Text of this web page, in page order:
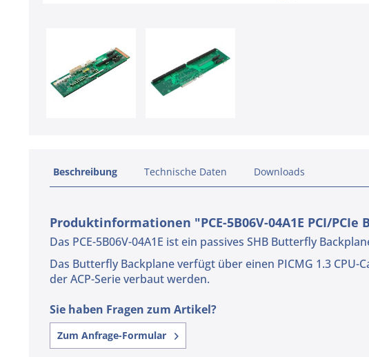
Beschreibung Technische Daten Downloads
Produktinformationen "PCE-5B06V-04A1E PCI/
Das PCE-5B06V-04A1E ist ein passives SHB Butterfly
Das Butterfly Backplane verfügt über einen PICMG 1.3 CPU-
der ACP-Serie verbaut werden.
Sie haben Fragen zum Artikel?
Zum Anfrage-Formular